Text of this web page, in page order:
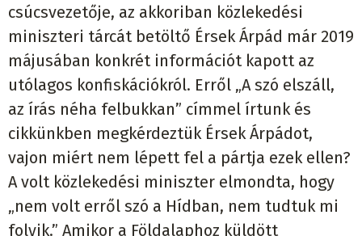
csúcsvezetője, az akkoriban közlekedési
miniszteri tárcát betöltő Érsek Árpád már 2019
májusában konkrét információt kapott az
utólagos konfiskációkról. Erről „A szó elszáll,
az írás néha felbukkan” címmel írtunk és
cikkünkben megkérdeztük Érsek Árpádot,
vajon miért nem lépett fel a pártja ezek ellen?
A volt közlekedési miniszter elmondta, hogy
„nem volt erről szó a Hídban, nem tudtuk mi
folyik.” Amikor a Földalaphoz küldött